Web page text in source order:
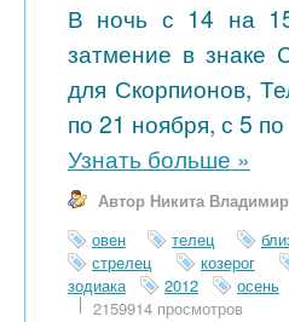
В ночь с 14 на 15
затмение в знаке
для Скорпионов,
по 21 ноября, с 5
Узнать больше »
Автор Никита
овен
телец
стрелец
козерог
зодиака
2012 осень
2159914 просмотров